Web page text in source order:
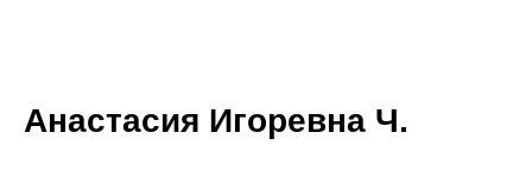
Анастасия Игоревна Ч.